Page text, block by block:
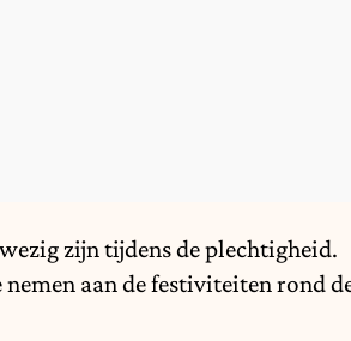
zijn tijdens de plechtigheid.
aan de festiviteiten rond